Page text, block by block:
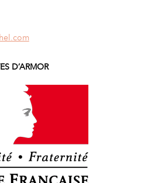
D’ARMOR